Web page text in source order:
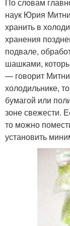
наук Юрия
хранить в
хранения
подвале,
шашками,
— говорит
холодильнике,
бумагой или
зоне свежести.
то можно
установить